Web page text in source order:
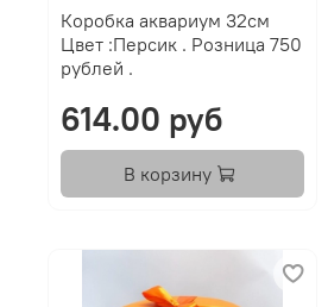
Коробка аквариум 32см
Цвет :Персик . Розница 750
рублей .
614.00 руб
В корзину